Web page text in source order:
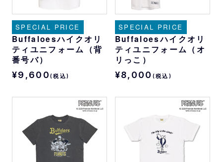
SPECIAL PRICE
Buffaloesハイクオリ
ティユニフォーム（背
番号バ）
¥9,600 (税込)
SPECIAL PRICE
Buffaloesハイクオリ
ティユニフォーム（オ
リっこ）
¥8,000 (税込)